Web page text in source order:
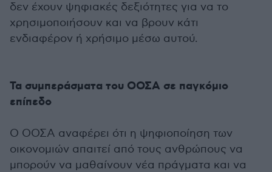
δεν έχουν ψηφιακές δεξιότητες για να το
χρησιμοποιήσουν και να βρουν κάτι
ενδιαφέρον ή χρήσιμο μέσω αυτού.
Τα συμπεράσματα του ΟΟΣΑ σε παγκόμιο
επίπεδο
Ο ΟΟΣΑ αναφέρει ότι η ψηφιοποίηση των
οικονομιών απαιτεί από τους ανθρώπους να
μπορούν να μαθαίνουν νέα πράγματα και να